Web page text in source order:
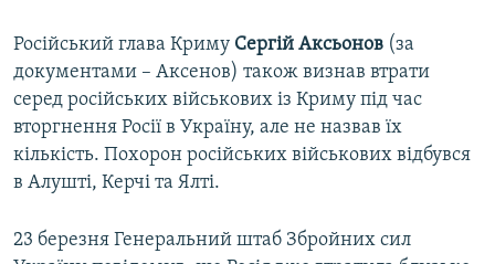
Російський глава Криму Сергій Аксьонов (за
документами – Аксенов) також визнав втрати
серед російських військових із Криму під час
вторгнення Росії в Україну, але не назвав їх
кількість. Похорон російських військових відбувся
в Алушті, Керчі та Ялті.
23 березня Генеральний штаб Збройних сил